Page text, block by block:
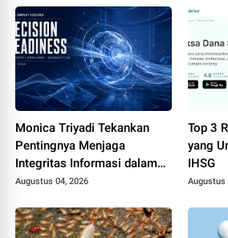
Monica Triyadi Tekankan
Pentingnya Menjaga
Integritas Informasi dalam
Riset Perusahaan ASEAN
Augustus 04, 2026
Top 3
yang
IHSG
Augustus